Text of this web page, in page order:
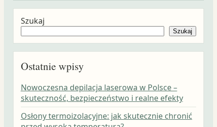
Szukaj
Szukaj
Ostatnie wpisy
Nowoczesna depilacja laserowa w Polsce –
skuteczność, bezpieczeństwo i realne efekty
Osłony termoizolacyjne: jak skutecznie chronić